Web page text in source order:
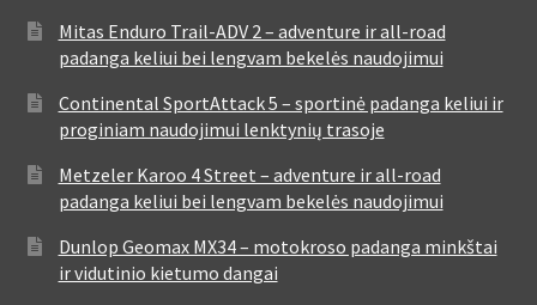
Mitas Enduro Trail-ADV 2 – adventure ir all-road
padanga keliui bei lengvam bekelės naudojimui
Continental SportAttack 5 – sportinė padanga keliui ir
proginiam naudojimui lenktynių trasoje
Metzeler Karoo 4 Street – adventure ir all-road
padanga keliui bei lengvam bekelės naudojimui
Dunlop Geomax MX34 – motokroso padanga minkštai
ir vidutinio kietumo dangai